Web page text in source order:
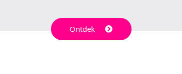
Ontdek